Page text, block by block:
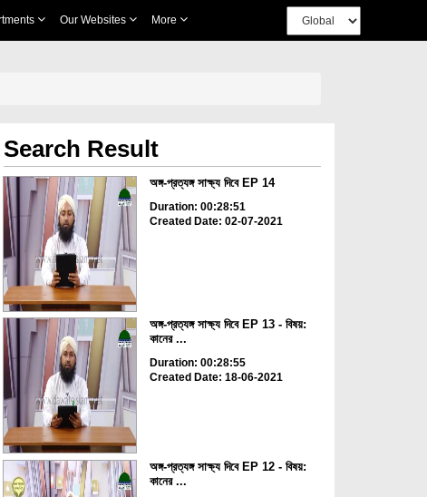
Our Websites More
Search Result
অঙ্গ-প্রত্যঙ্গ সাক্ষ্য দিবে EP 14
Duration: 00:28:51
Created Date: 02-07-2021
অঙ্গ-প্রত্যঙ্গ সাক্ষ্য দিবে EP 13 - বিষয়:
কানের ...
Duration: 00:28:55
Created Date: 18-06-2021
অঙ্গ-প্রত্যঙ্গ সাক্ষ্য দিবে EP 12 - বিষয়:
কানের ...